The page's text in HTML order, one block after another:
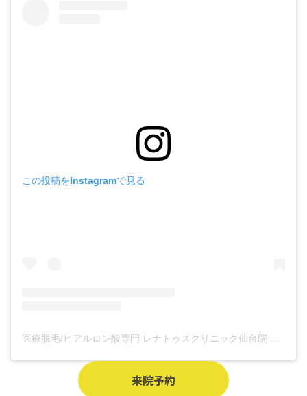
この投稿をInstagramで見る
医療脱毛/ヒアルロン酸専門 レナトゥスクリニック仙台院 高橋希(@renaclisendai)がシェアした投稿
来院予約